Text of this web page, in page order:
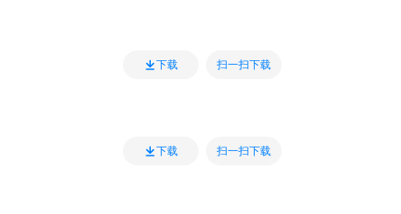
下载 扫一扫下载
下载 扫一扫下载